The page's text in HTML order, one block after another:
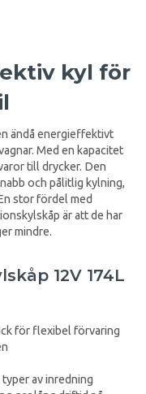
kyl för
ändå energieffektivt
Med en kapacitet
till drycker. Den
och pålitlig kylning,
stor fördel med
är att de har
mindre.
12V 174L
för flexibel förvaring
av inredning